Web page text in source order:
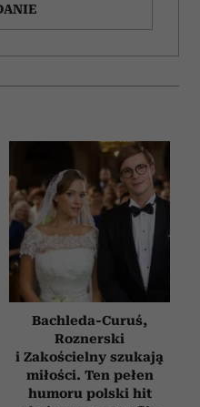
Bachleda-Curuś,
Roznerski
i Zakościelny szukają
miłości. Ten pełen
humoru polski hit